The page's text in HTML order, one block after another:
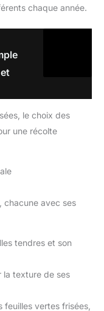
chaque année.
le choix des
une récolte
chacune avec ses
tendres et son
la texture de ses
feuilles vertes frisées,